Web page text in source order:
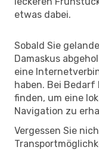
etwas dabei.
Sobald Sie
Damaskus
eine
haben. Bei Bedarf
finden, um eine
Navigation zu
Vergessen Sie